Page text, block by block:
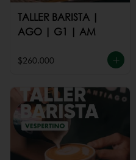
TALLER BARISTA |
AGO | G1 | AM
$260.000